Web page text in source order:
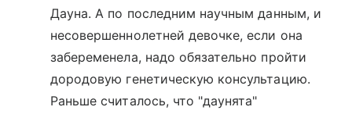
Дауна. А по последним научным данным, и
несовершеннолетней девочке, если она
забеременела, надо обязательно пройти
дородовую генетическую консультацию.
Раньше считалось, что "даунята"